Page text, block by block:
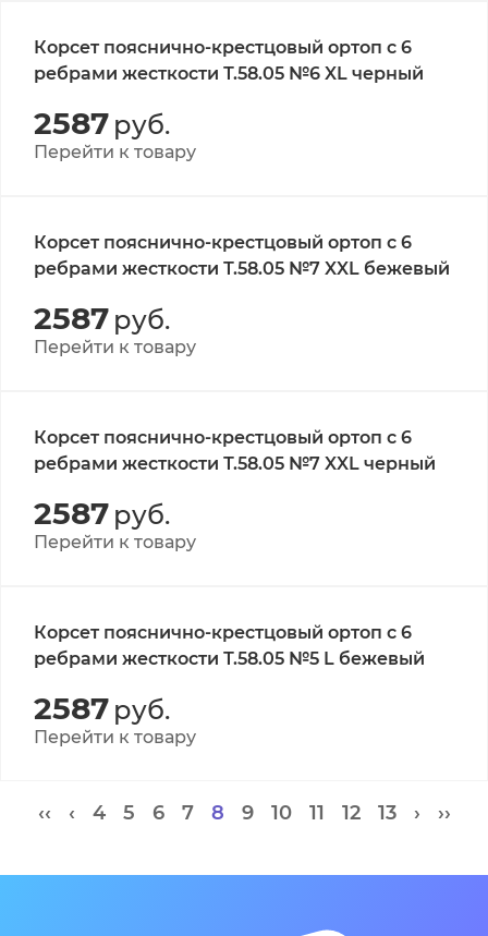
Корсет пояснично-крестцовый ортоп с 6
ребрами жесткости Т.58.05 №6 XL черный
2587 руб.
Перейти к товару
Корсет пояснично-крестцовый ортоп с 6
ребрами жесткости Т.58.05 №7 XXL бежевый
2587 руб.
Перейти к товару
Корсет пояснично-крестцовый ортоп с 6
ребрами жесткости Т.58.05 №7 XXL черный
2587 руб.
Перейти к товару
Корсет пояснично-крестцовый ортоп с 6
ребрами жесткости Т.58.05 №5 L бежевый
2587 руб.
Перейти к товару
‹‹ ‹ 4 5 6 7 8 9 10 11 12 13 › ››